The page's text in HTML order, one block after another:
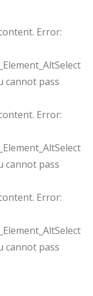
Error:
cannot pass
Error:
cannot pass
Error:
cannot pass